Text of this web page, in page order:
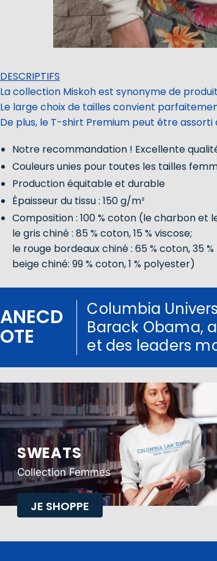
DESCRIPTIFS
La collection Miskoh est synonyme de
Le large choix de tailles convient
De plus, le T-shirt Premium peut être assorti
Notre recommandation ! Excellente
Couleurs unies pour toutes les tailles
Production équitable et durable
Épaisseur du tissu : 150 g/m²
Composition : 100 % coton (le charbon et
le gris chiné : 85 % coton, 15 % viscose;
le rouge bordeaux chiné : 65 % coton, 35
beige chiné: 99 % coton, 1 % polyester)
ANECD
OTE
Columbia
Barack Obama,
et des leaders
SWEATS
Collection Femmes
JE SHOPPE